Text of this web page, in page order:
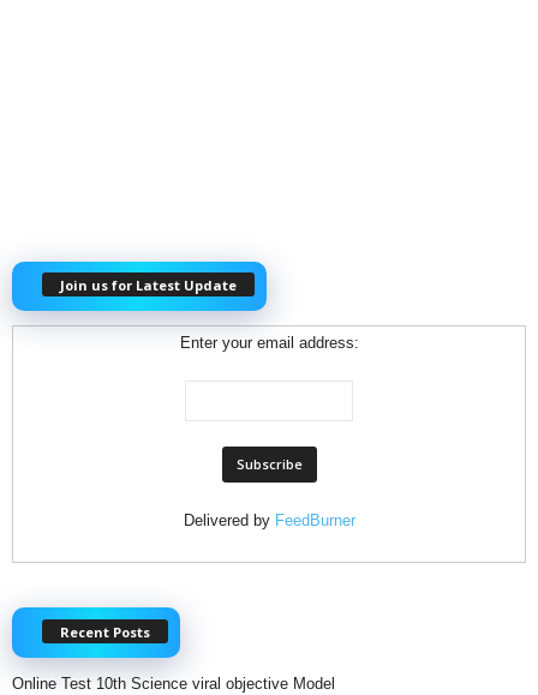
Join us for Latest Update
Enter your email address:
Delivered by FeedBurner
Recent Posts
Online Test 10th Science viral objective Model